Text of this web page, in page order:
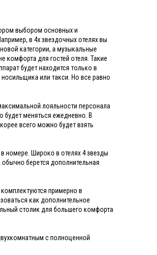
выбором основных и
в 4х звездочных отелях вы
категории, а музыкальные
комфорта для гостей отеля. Такие
будет находится только в
или такси. Но все равно
лояльности персонала
будет меняться ежедневно. В
всего можно будет взять
номере. Широко в отелях 4 звезды
берется дополнительная
примерно в
как дополнительное
столик для большего комфорта
с полноценной